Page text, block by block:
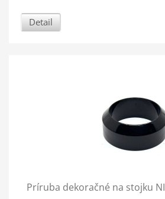
Detail
Príruba dekoračné na stojku